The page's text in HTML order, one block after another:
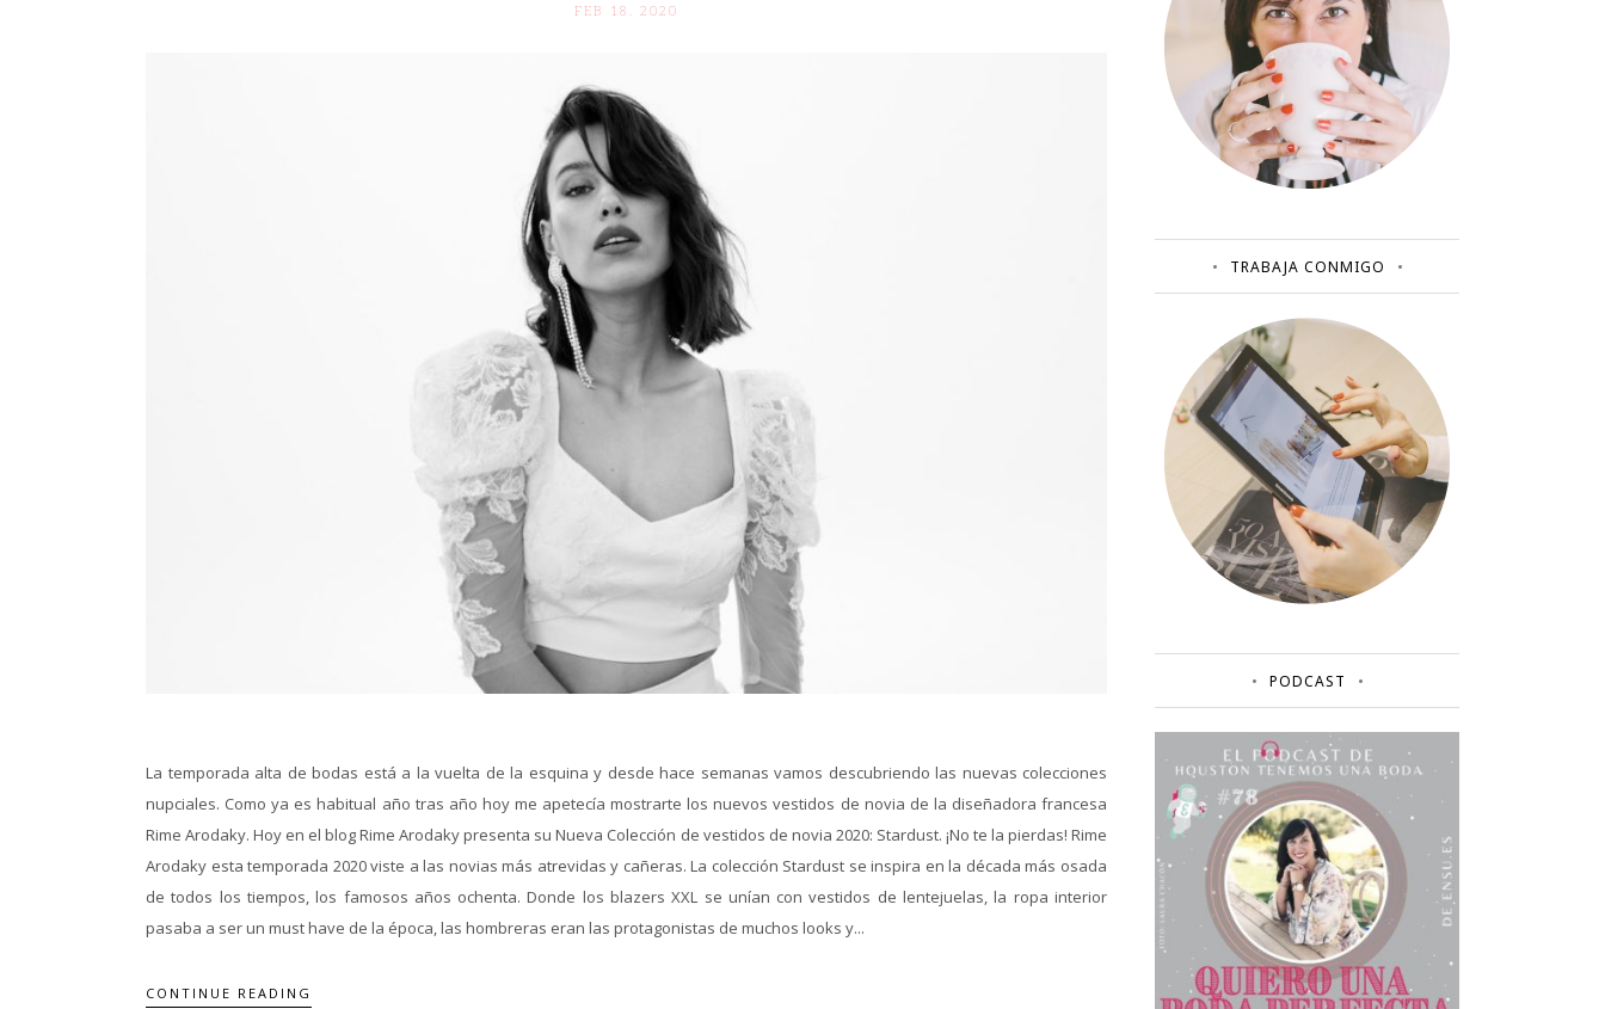
FEB 18. 2020
La temporada alta de bodas está a la vuelta de la esquina y desde hace semanas vamos descubriendo las nuevas colecciones
nupciales. Como ya es habitual año tras año hoy me apetecía mostrarte los nuevos vestidos de novia de la diseñadora francesa
Rime Arodaky. Hoy en el blog Rime Arodaky presenta su Nueva Colección de vestidos de novia 2020: Stardust. ¡No te la pierdas! Rime
Arodaky esta temporada 2020 viste a las novias más atrevidas y cañeras. La colección Stardust se inspira en la década más osada
de todos los tiempos, los famosos años ochenta. Donde los blazers XXL se unían con vestidos de lentejuelas, la ropa interior
pasaba a ser un must have de la época, las hombreras eran las protagonistas de muchos looks y...
CONTINUE READING
TRABAJA CONMIGO
PODCAST